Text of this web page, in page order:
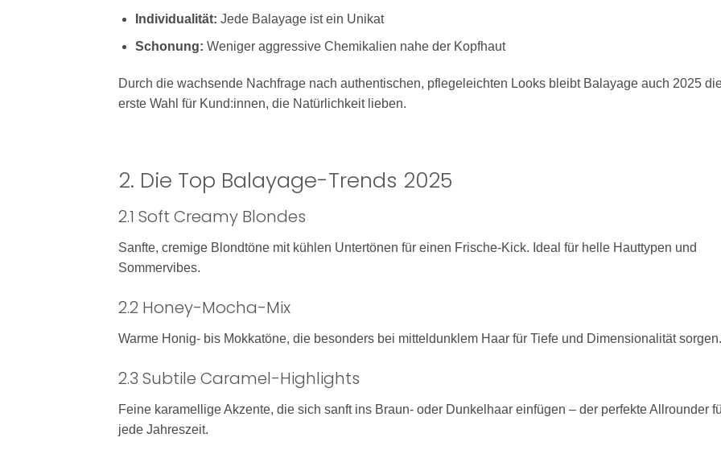
Individualität: Jede Balayage ist ein Unikat
Schonung: Weniger aggressive Chemikalien nahe der Kopfhaut
Durch die wachsende Nachfrage nach authentischen, pflegeleichten Looks bleibt Balayage auch 2025
erste Wahl für Kund:innen, die Natürlichkeit lieben.
2. Die Top Balayage-Trends 2025
2.1 Soft Creamy Blondes
Sanfte, cremige Blondtöne mit kühlen Untertönen für einen Frische-Kick. Ideal für helle Hauttypen und
Sommervibes.
2.2 Honey-Mocha-Mix
Warme Honig- bis Mokkatöne, die besonders bei mitteldunklem Haar für Tiefe und Dimensionalität sorgen.
2.3 Subtile Caramel-Highlights
Feine karamellige Akzente, die sich sanft ins Braun- oder Dunkelhaar einfügen – der perfekte Allrounder
jede Jahreszeit.